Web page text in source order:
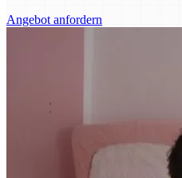
Angebot anfordern